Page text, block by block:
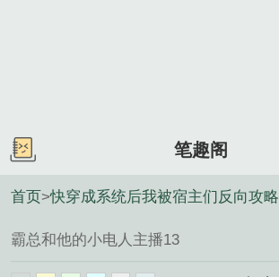
笔趣阁
首页>快穿成系统后我被宿主们反向攻略
霸总和他的小电人主播13